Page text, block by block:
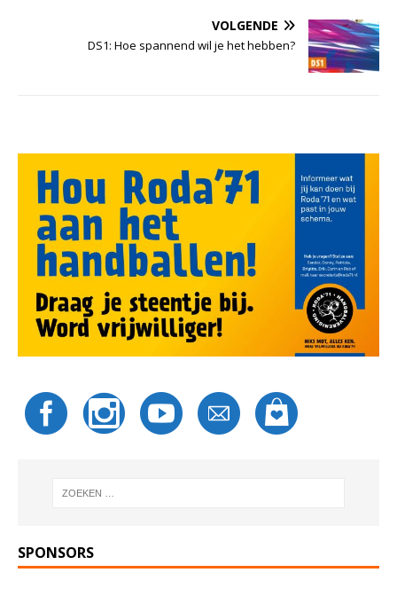
VOLGENDE
DS1: Hoe spannend wil je het hebben?
SPONSORS